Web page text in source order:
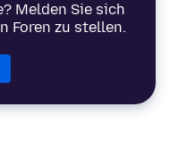
Melden Sie sich
Foren zu stellen.